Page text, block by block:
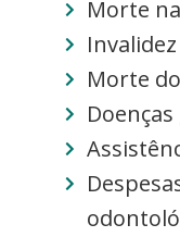
Morte
Morte